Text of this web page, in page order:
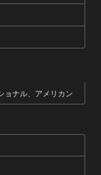
ョナル、アメリカン